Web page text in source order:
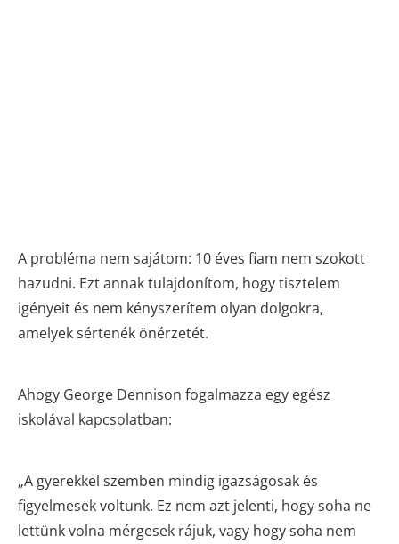
A probléma nem sajátom: 10 éves fiam nem szokott
hazudni. Ezt annak tulajdonítom, hogy tisztelem
igényeit és nem kényszerítem olyan dolgokra,
amelyek sértenék önérzetét.
Ahogy George Dennison fogalmazza egy egész
iskolával kapcsolatban:
„A gyerekkel szemben mindig igazságosak és
figyelmesek voltunk. Ez nem azt jelenti, hogy soha ne
lettünk volna mérgesek rájuk, vagy hogy soha nem